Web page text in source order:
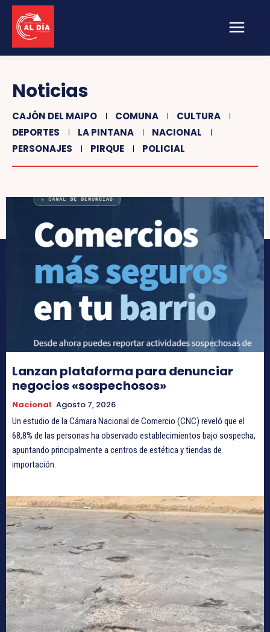
Noticias
CAJÓN DEL MAIPO COMUNA
CULTURA
DEPORTES
LA PINTANA
NACIONAL
PERSONAJES
PIRQUE POLICIAL
Lanzan plataforma para denunciar
negocios «sospechosos»
Nacional Agosto 7, 2026
Un estudio de la Cámara Nacional de Comercio (CNC) reveló que el
68,8% de las personas ha observado establecimientos bajo sospecha,
apuntando principalmente a centros de estética y tiendas de
importación.